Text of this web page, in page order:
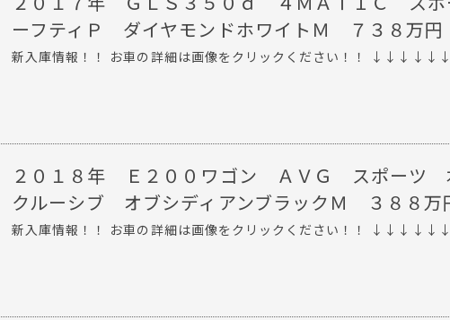
ーフティＰ ダイヤモンドホワイトＭ ７３８万円
新入庫情報！！ お車の詳細は画像をクリックください！！
２０１８年 Ｅ２００ワゴン ＡＶＧ スポーツ
クルーシブ オブシディアンブラックＭ ３８８万
新入庫情報！！ お車の詳細は画像をクリックください！！